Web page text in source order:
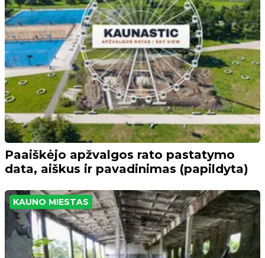
Paaiškėjo apžvalgos rato pastatymo
data, aiškus ir pavadinimas (papildyta)
KAUNO MIESTAS